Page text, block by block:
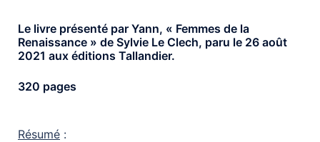
Le livre présenté par Yann, « Femmes de la
Renaissance » de Sylvie Le Clech, paru le 26 août
2021 aux éditions Tallandier.
320 pages
Résumé :